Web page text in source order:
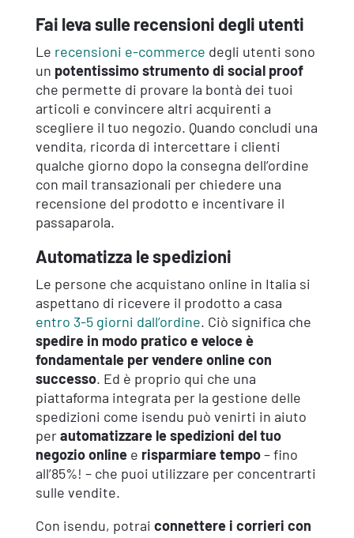
Fai leva sulle recensioni degli utenti
Le recensioni e-commerce degli utenti sono
un potentissimo strumento di social proof
che permette di provare la bontà dei tuoi
articoli e convincere altri acquirenti a
scegliere il tuo negozio. Quando concludi una
vendita, ricorda di intercettare i clienti
qualche giorno dopo la consegna dell’ordine
con mail transazionali per chiedere una
recensione del prodotto e incentivare il
passaparola.
Automatizza le spedizioni
Le persone che acquistano online in Italia si
aspettano di ricevere il prodotto a casa
entro 3-5 giorni dall’ordine. Ciò significa che
spedire in modo pratico e veloce è
fondamentale per vendere online con
successo. Ed è proprio qui che una
piattaforma integrata per la gestione delle
spedizioni come isendu può venirti in aiuto
perautomatizzare le spedizioni del tuo
negozio onlinee risparmiare tempo– fino
all’85%! – che puoi utilizzare per concentrarti
sulle vendite.
Con isendu, potrai connettere i corrieri con